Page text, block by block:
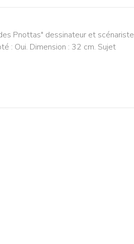
Pnottas" dessinateur et scénariste
: Oui. Dimension : 32 cm. Sujet